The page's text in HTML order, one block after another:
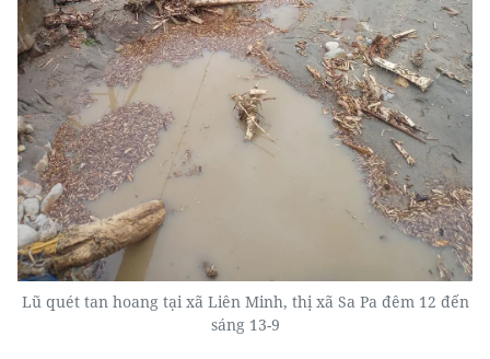
Lũ quét tan hoang tại xã Liên Minh, thị xã Sa Pa đêm 12 đến
sáng 13-9